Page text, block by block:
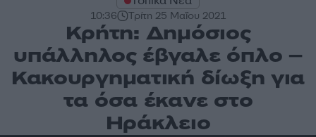
10:36 Τρίτη 25 Μαΐου 2021
Κρήτη: Δημόσιος
υπάλληλος έβγαλε όπλο –
Κακουργηματική δίωξη για
τα όσα έκανε στο
Ηράκλειο